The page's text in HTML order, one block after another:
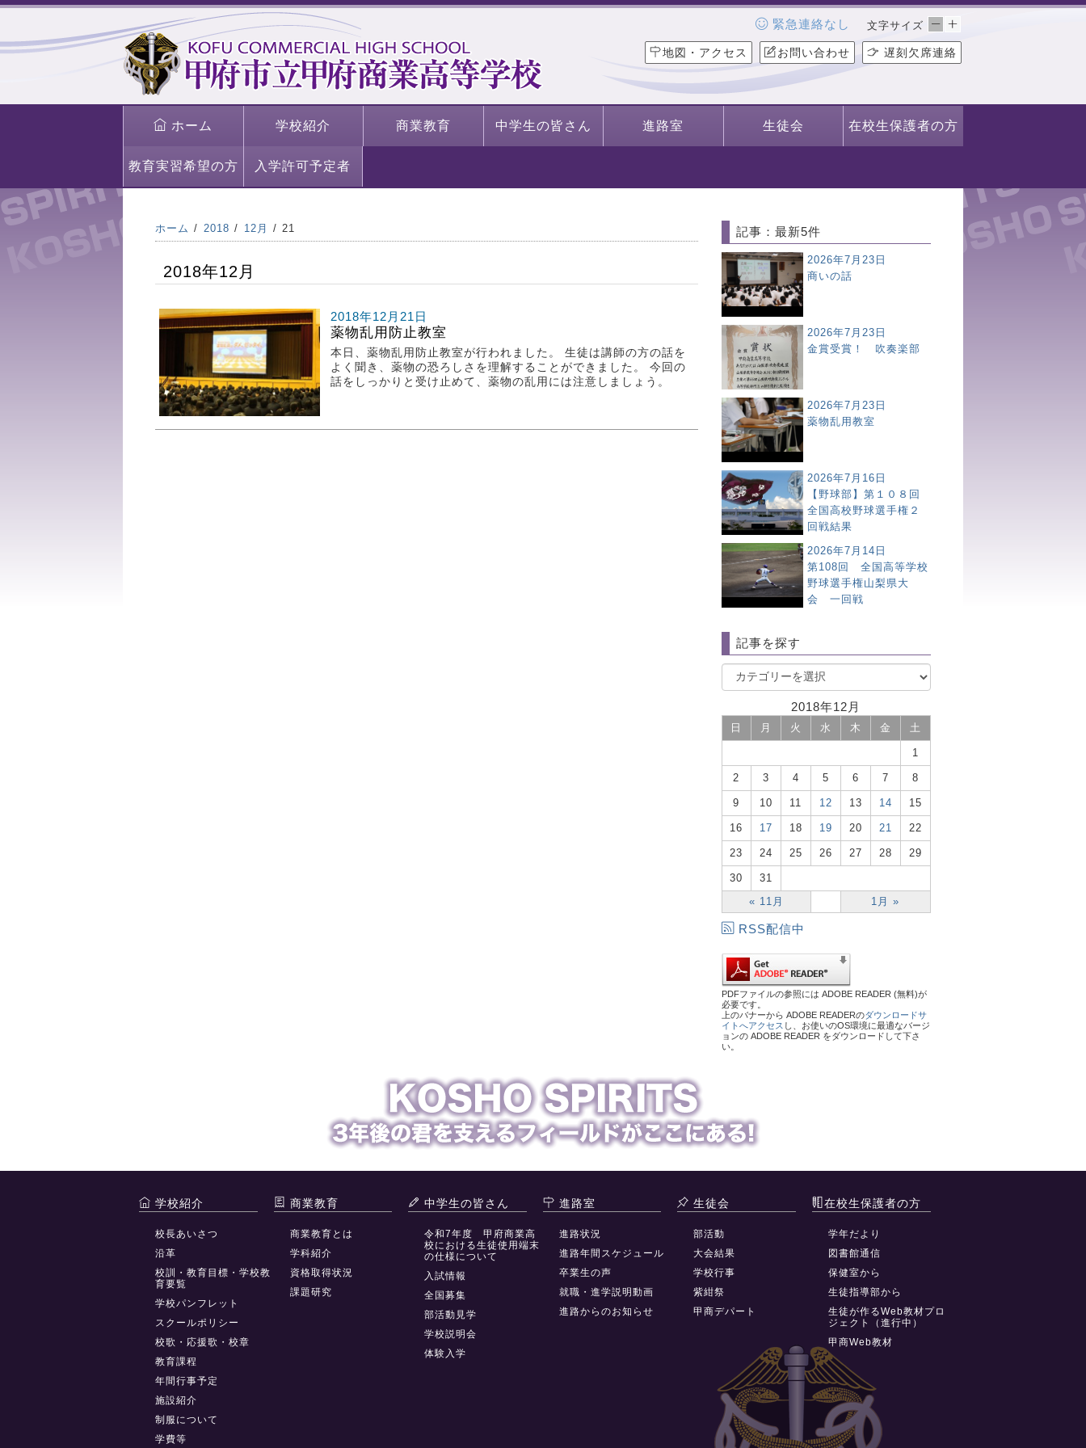
文字サイズ
地図・アクセス お問い合わせ 遅刻欠席連絡
緊急連絡なし
ホーム 学校紹介 商業教育 中学生の皆さん 進路室 生徒会 在校生保護者の方
教育実習希望の方 入学許可予定者
ホーム 2018 12月 21
2018年12月
2018年12月21日
薬物乱用防止教室
本日、薬物乱用防止教室が行われました。 生徒は講師の方の話を
よく聞き、薬物の恐ろしさを理解することができました。 今回の
話をしっかりと受け止めて、薬物の乱用には注意しましょう。
記事：最新5件
2026年7月23日
商いの話
2026年7月23日
金賞受賞！ 吹奏楽部
2026年7月23日
薬物乱用教室
2026年7月16日
【野球部】第１０８回
全国高校野球選手権２
回戦結果
2026年7月14日
第108回 全国高等学校
野球選手権山梨県大
会 一回戦
記事を探す
2018年12月
日 月 火 水 木 金 土
« 11月 1月 »
1
2 3 4 5 6 7 8
9 10 11 12 13 14 15
16 17 18 19 20 21 22
23 24 25 26 27 28 29
30 31
RSS配信中
PDFファイルの参照には ADOBE READER (無料)が
必要です。
上のバナーから ADOBE READERのダウンロードサ
イトへアクセス し、お使いのOS環境に最適なバージ
ョンの ADOBE READER をダウンロードして下さ
い。
学校紹介
校長あいさつ
沿革
校訓・教育目標・学校教
育要覧
学校パンフレット
スクールポリシー
校歌・応援歌・校章
教育課程
年間行事予定
施設紹介
制服について
学費等
商業教育
商業教育とは
学科紹介
資格取得状況
課題研究
中学生の皆さん
令和7年度 甲府商業高
校における生徒使用端末
の仕様について
入試情報
全国募集
部活動見学
学校説明会
体験入学
進路室
進路状況
進路年間スケジュール
卒業生の声
就職・進学説明動画
進路からのお知らせ
生徒会
部活動
大会結果
学校行事
紫紺祭
甲商デパート
在校生保護者の方
学年だより
図書館通信
保健室から
生徒指導部から
生徒が作るWeb教材プロ
ジェクト（進行中）
甲商Web教材